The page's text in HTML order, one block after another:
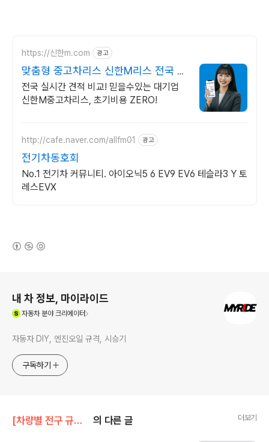
https://신한m.com 광고
맞춤형 중고차리스 신한M리스 전국 중
고차리스 실시간 견적
전국 실시간 견적 비교! 믿을수있는 대기업
신한M중고차리스, 초기비용 ZERO!
http://cafe.naver.com/allfm01 광고
전기차동호회
No.1 전기차 커뮤니티. 아이오닉5 6 EV9 EV6 테슬라3 Y 토
레스EVX
내 차 정보, 마이라이드
자동차분야 크리에이터
자동차 DIY, 엔진오일 규격, 시승기
구독하기
[차량별 전구 규격]/기아차 전구 의 다른 글 더보기